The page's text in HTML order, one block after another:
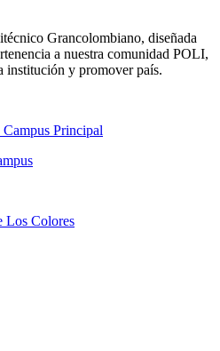
Grancolombiano, diseñada
a nuestra comunidad POLI,
institución y promover país.
Principal
Los Colores